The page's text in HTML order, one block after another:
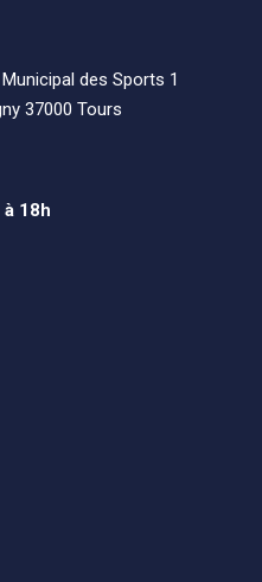
des Sports 1
37000 Tours
18h